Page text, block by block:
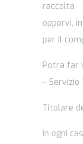
raccolta
opporvi,
per il
Potrà far
–
Titolare
In ogni